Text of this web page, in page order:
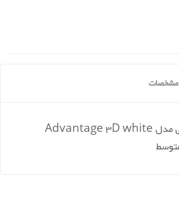
مشخصات
مسواک اورال-بی مدل Advantage 3D white